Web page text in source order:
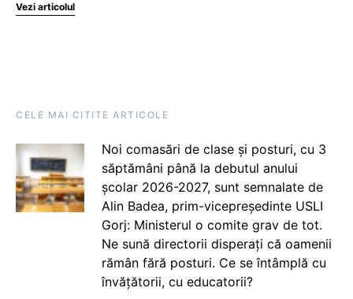
Vezi articolul
CELE MAI CITITE ARTICOLE
Noi comasări de clase și posturi, cu 3
săptămâni până la debutul anului
școlar 2026-2027, sunt semnalate de
Alin Badea, prim-vicepreședinte USLI
Gorj: Ministerul o comite grav de tot.
Ne sună directorii disperați că oamenii
rămân fără posturi. Ce se întâmplă cu
învățătorii, cu educatorii?